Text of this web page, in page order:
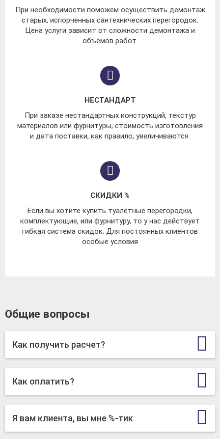
При необходимости поможем осуществить демонтаж
старых, испорченных сантехнических перегородок.
Цена услуги зависит от сложности демонтажа и
объёмов работ.
НЕСТАНДАРТ
При заказе нестандартных конструкций, текстур
материалов или фурнитуры, стоимость изготовления
и дата поставки, как правило, увеличиваются.
СКИДКИ %
Если вы хотите купить туалетные перегородки,
комплектующие, или фурнитуру, то у нас действует
гибкая система скидок. Для постоянных клиентов
особые условия
Общие вопросы
Как получить расчет?
Как оплатить?
Я вам клиента, вы мне %-тик